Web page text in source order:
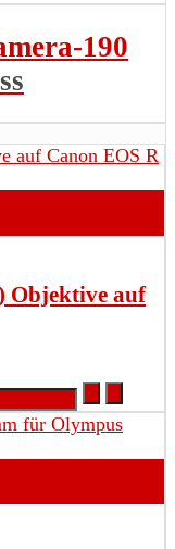
Objektive auf